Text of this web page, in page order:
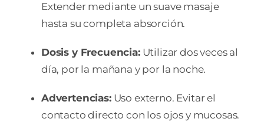
Extender mediante un suave masaje
hasta su completa absorción.
Dosis y Frecuencia:Utilizar dos veces al
día, por la mañana y por la noche.
Advertencias:Uso externo. Evitar el
contacto directo con los ojos y mucosas.